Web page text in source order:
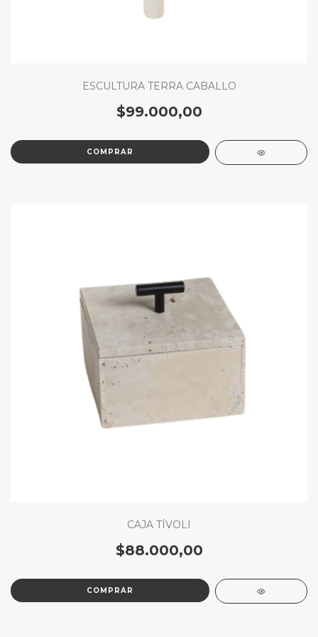
ESCULTURA TERRA CABALLO
$99.000,00
CAJA TÍVOLI
$88.000,00